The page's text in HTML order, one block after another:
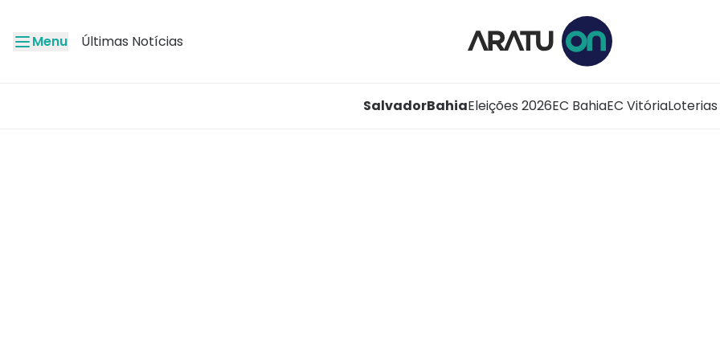
Menu Últimas Notícias
SalvadorBahiaEleições 2026EC BahiaEC VitóriaLoterias